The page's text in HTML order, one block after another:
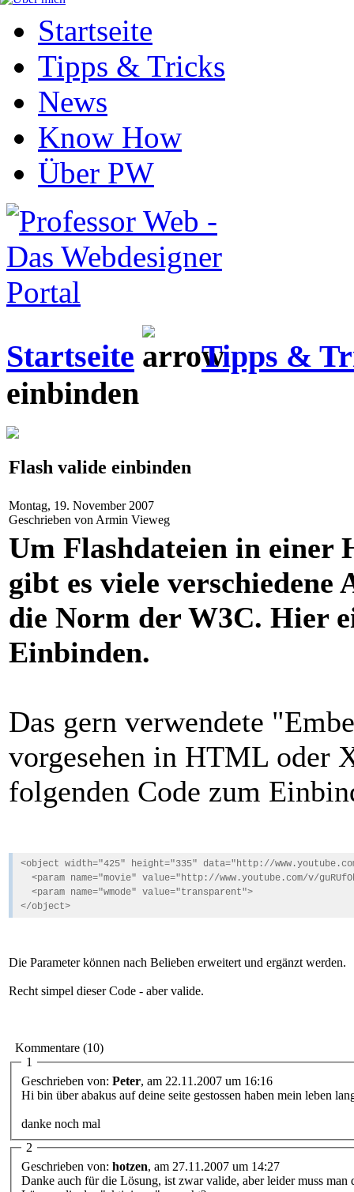
Startseite
Tipps & Tricks
News
Know How
Über PW
Startseite
Tipps &
einbinden
Flash valide einbinden
Montag, 19. November 2007
Geschrieben von Armin Vieweg
Um Flashdateien in
gibt es viele verschiedene
die Norm der W3C. Hier
Einbinden.
Das gern verwendete
vorgesehen in HTML oder
folgenden Code zum
<object width="425" height="335" data="http://
<param name="movie" value="http://www.youtube.com/v/
<param name="wmode" value="transparent">
</object>
Die Parameter können nach Belieben erweitert und ergänzt werden.
Recht simpel dieser Code - aber valide.
Kommentare (10)
1
Geschrieben von: Peter, am 22.11.2007 um 16:16
Hi bin über abakus auf deine seite gestossen haben mein leben
danke noch mal
2
Geschrieben von: hotzen, am 27.11.2007 um 14:27
Danke auch für die Lösung, ist zwar valide, aber leider muss